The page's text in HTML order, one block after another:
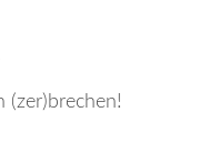
(zer)brechen!